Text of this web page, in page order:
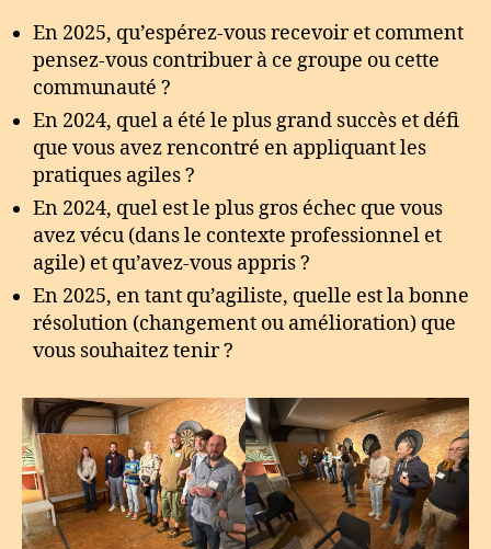
En 2025, qu’espérez-vous recevoir et comment
pensez-vous contribuer à ce groupe ou cette
communauté ?
En 2024, quel a été le plus grand succès et défi
que vous avez rencontré en appliquant les
pratiques agiles ?
En 2024, quel est le plus gros échec que vous
avez vécu (dans le contexte professionnel et
agile) et qu’avez-vous appris ?
En 2025, en tant qu’agiliste, quelle est la bonne
résolution (changement ou amélioration) que
vous souhaitez tenir ?